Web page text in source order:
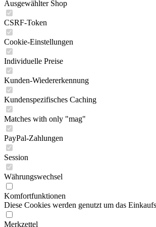
Ausgewählter Shop
CSRF-Token
Cookie-Einstellungen
Individuelle Preise
Kunden-Wiedererkennung
Kundenspezifisches Caching
Matches with only "mag"
PayPal-Zahlungen
Session
Währungswechsel
Komfortfunktionen
Diese Cookies werden genutzt um das
Merkzettel